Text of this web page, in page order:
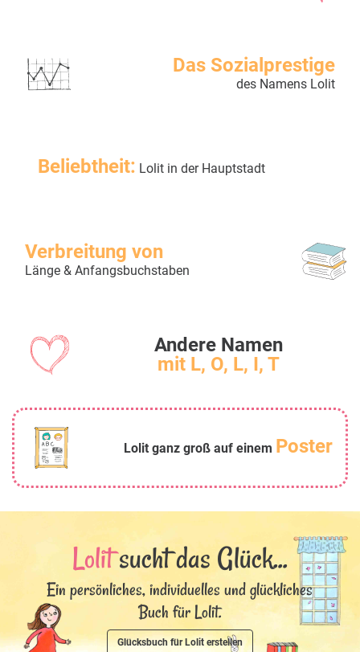
Das Sozialprestige
des Namens Lolit
Beliebtheit: Lolit in der Hauptstadt
Verbreitung von
Länge & Anfangsbuchstaben
Andere Namen
mit L, O, L, I, T
Lolit ganz groß auf einem Poster
Lolitsucht das Glück...
Ein persönliches, individuelles und glückliches
Buch für Lolit.
Glücksbuch für Lolit erstellen